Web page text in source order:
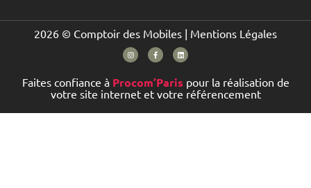
2026 © Comptoir des Mobiles | Mentions Légales
Faites confiance à Procom’Paris pour la réalisation de
votre site internet et votre référencement